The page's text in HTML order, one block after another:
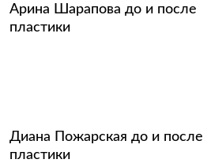
Арина Шарапова до и после
пластики
Диана Пожарская до и после
пластики